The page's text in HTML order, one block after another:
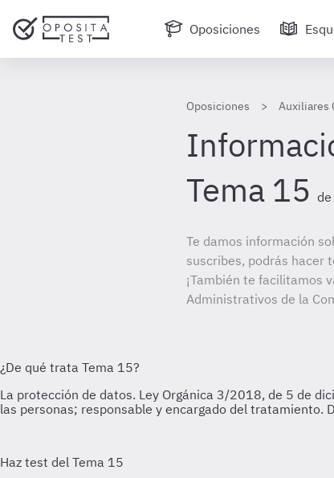
Oposiciones
Oposiciones Auxiliares
Tema 15
Te damos información
suscribes, podrás hacer
¡También te facilitamos
Administrativos de la